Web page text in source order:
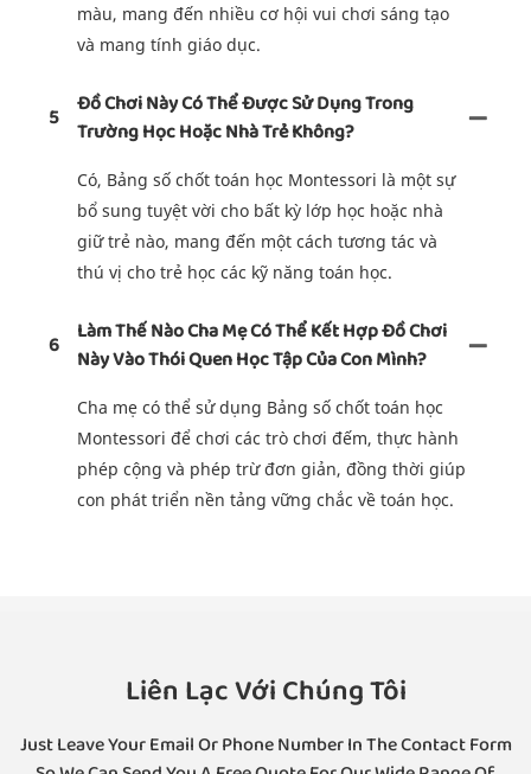
màu, mang đến nhiều cơ hội vui chơi sáng tạo
và mang tính giáo dục.
5
Đồ Chơi Này Có Thể Được Sử Dụng Trong
Trường Học Hoặc Nhà Trẻ Không?
Có, Bảng số chốt toán học Montessori là một sự
bổ sung tuyệt vời cho bất kỳ lớp học hoặc nhà
giữ trẻ nào, mang đến một cách tương tác và
thú vị cho trẻ học các kỹ năng toán học.
6
Làm Thế Nào Cha Mẹ Có Thể Kết Hợp Đồ Chơi
Này Vào Thói Quen Học Tập Của Con Mình?
Cha mẹ có thể sử dụng Bảng số chốt toán học
Montessori để chơi các trò chơi đếm, thực hành
phép cộng và phép trừ đơn giản, đồng thời giúp
con phát triển nền tảng vững chắc về toán học.
Liên Lạc Với Chúng Tôi
Just Leave Your Email Or Phone Number In The Contact Form